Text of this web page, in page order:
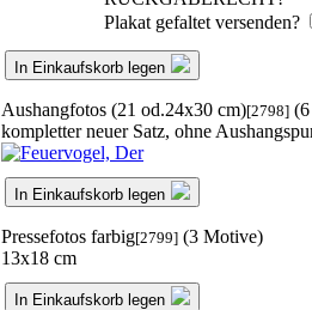
Plakat gefaltet versenden?
In Einkaufskorb legen
Aushangfotos (21 od.24x30 cm)[2798]
kompletter neuer Satz, ohne
In Einkaufskorb legen
Pressefotos farbig[2799] (3 Motive)
13x18 cm
In Einkaufskorb legen